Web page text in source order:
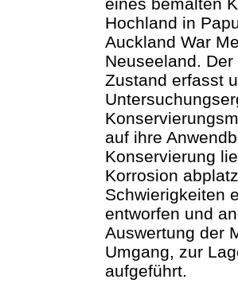
Hochland in
Auckland War
Neuseeland.
Zustand erfasst
auf ihre
Konservierung
Korrosion
Schwierigkeiten
entworfen und
Auswertung der
Umgang, zur
aufgeführt.